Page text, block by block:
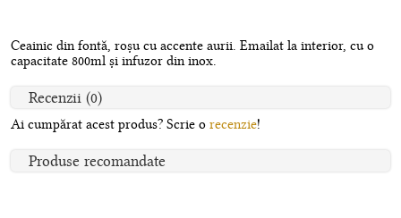
Ceainic din fontă, roșu cu accente aurii. Emailat la interior, cu o
capacitate 800ml și infuzor din inox.
Recenzii (0)
Ai cumpărat acest produs? Scrie o recenzie!
Produse recomandate